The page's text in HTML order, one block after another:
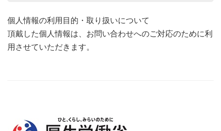
個人情報の利用目的・取り扱いについて
頂戴した個人情報は、お問い合わせへのご対応のために利
用させていただきます。